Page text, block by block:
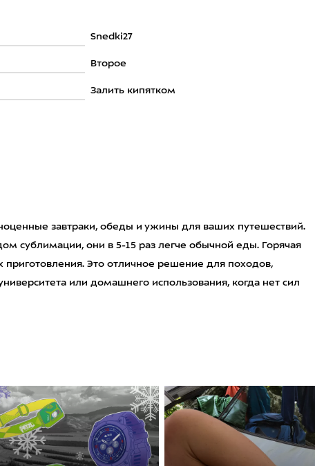
Snedki27
Второе
Залить кипятком
завтраки, обеды и ужины для ваших путешествий.
сублимации, они в 5-15 раз легче обычной еды. Горячая
приготовления. Это отличное решение для походов,
или домашнего использования, когда нет сил